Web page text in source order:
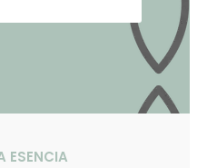
ESENCIA